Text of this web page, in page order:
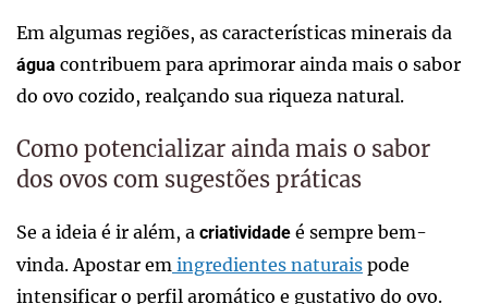
Em algumas regiões, as características minerais da
água contribuem para aprimorar ainda mais o sabor
do ovo cozido, realçando sua riqueza natural.
Como potencializar ainda mais o sabor
dos ovos com sugestões práticas
Se a ideia é ir além, a criatividade é sempre bem-
vinda. Apostar em ingredientes naturais pode
intensificar o perfil aromático e gustativo do ovo.